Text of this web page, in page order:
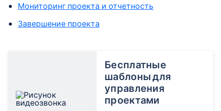
Мониторинг проекта и отчетность
Завершение проекта
Бесплатные
шаблоны для
управления
проектами